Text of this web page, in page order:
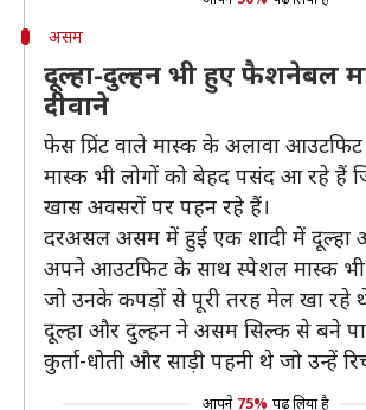
असम
दूल्हा-दुल्हन भी हुए फैशनेबल
दीवाने
फेस प्रिंट वाले मास्क के अलावा
मास्क भी लोगों को बेहद पसंद आ रहे हैं
खास अवसरों पर पहन रहे हैं।
दरअसल असम में हुई एक शादी में दूल्हा
अपने आउटफिट के साथ स्पेशल मास्क भी
जो उनके कपड़ों से पूरी तरह मेल खा रहे
दूल्हा और दुल्हन ने असम सिल्क से बने
कुर्ता-धोती और साड़ी पहनी थे जो उन्हें
आपने 75% पढ़ लिया है